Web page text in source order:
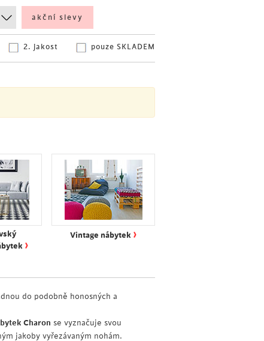
akční slevy
pouze SKLADEM
2. jakost
›
Vintage nábytek ›
do podobně honosných a
Charon se vyznačuje svou
jakoby vyřezávaným nohám.